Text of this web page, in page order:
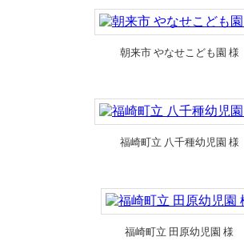
朝来市 やなせこども園 様
福崎町立 八千種幼児園 様
福崎町立 田原幼児園 様